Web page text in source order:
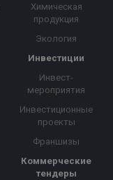
Химическая
продукция
Экология
Инвестиции
Инвест-
мероприятия
Инвестиционные
проекты
Франшизы
Коммерческие
тендеры